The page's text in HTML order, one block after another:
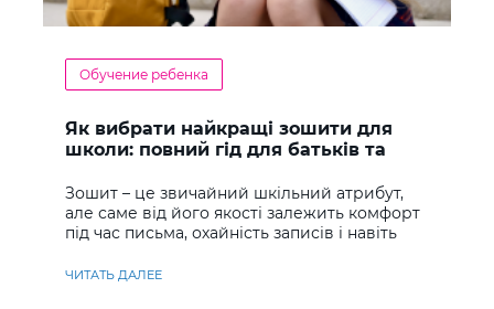
Обучение ребенка
Як вибрати найкращі зошити для
школи: повний гід для батьків та
Зошит – це звичайний шкільний атрибут,
але саме від його якості залежить комфорт
під час письма, охайність записів і навіть
ЧИТАТЬ ДАЛЕЕ